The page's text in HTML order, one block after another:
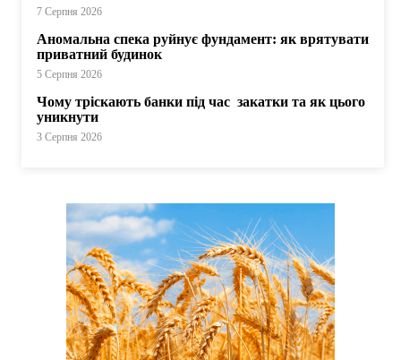
7 Серпня 2026
Аномальна спека руйнує фундамент: як врятувати
приватний будинок
5 Серпня 2026
Чому тріскають банки під час закатки та як цього
уникнути
3 Серпня 2026